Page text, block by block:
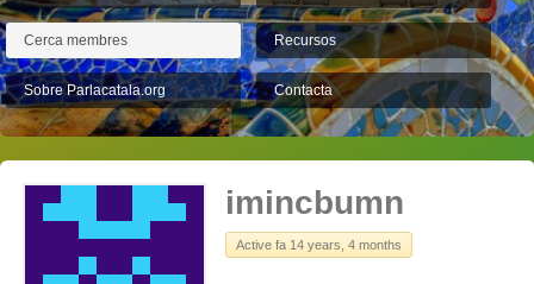
Cerca membres Recursos
Sobre Parlacatala.org Contacta
imincbumn
Active fa 14 years, 4 months